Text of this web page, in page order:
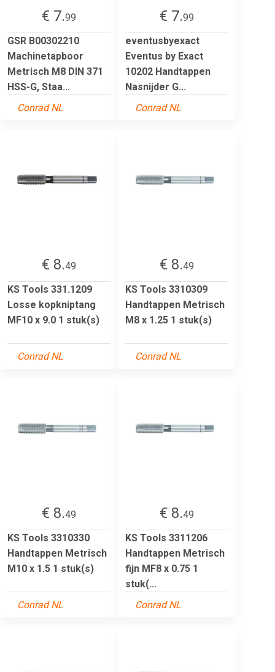
€ 7.99
GSR B00302210
Machinetapboor
Metrisch M8 DIN 371
HSS-G, Staa...
Conrad NL
€ 7.99
eventusbyexact
Eventus by Exact
10202 Handtappen
Nasnijder G...
Conrad NL
€ 8.49
KS Tools 331.1209
Losse kopkniptang
MF10 x 9.0 1 stuk(s)
Conrad NL
€ 8.49
KS Tools 3310309
Handtappen Metrisch
M8 x 1.25 1 stuk(s)
Conrad NL
€ 8.49
KS Tools 3310330
Handtappen Metrisch
M10 x 1.5 1 stuk(s)
Conrad NL
€ 8.49
KS Tools 3311206
Handtappen Metrisch
fijn MF8 x 0.75 1
stuk(...
Conrad NL